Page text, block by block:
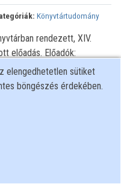
Könyvtártudomány
rendezett, XIV.
előadás. Előadók:
Széchényi Könyvtár,
helyettes –
elengedhetetlen sütiket
böngészés érdekében.